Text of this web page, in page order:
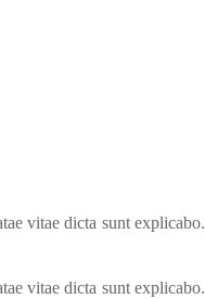
vitae dicta sunt explicabo.
vitae dicta sunt explicabo.